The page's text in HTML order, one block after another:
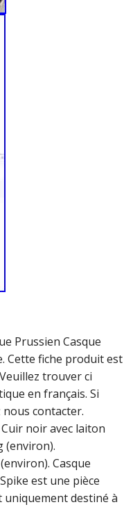
Prussien Casque
Cette fiche produit est
trouver ci
en français. Si
contacter.
noir avec laiton
(environ).
Casque
est une pièce
destiné à